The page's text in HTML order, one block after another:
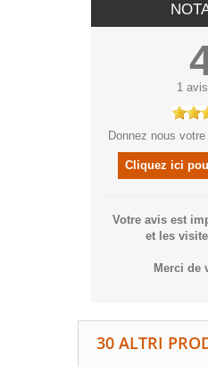
1
Donnez nous
Cliquez ici
Votre avis est
et les
Merci de
30 ALTRI